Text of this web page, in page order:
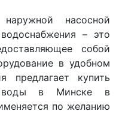
наружной насосной
– это
собой
в удобном
предлагает купить
воды в Минске в
по желанию